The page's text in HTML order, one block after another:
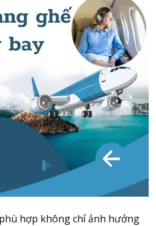
hợp không chỉ ảnh hưởng